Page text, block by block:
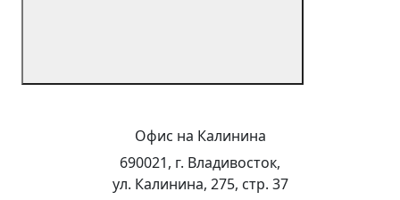
Офис на Калинина
690021, г. Владивосток,
ул. Калинина, 275, стр. 37